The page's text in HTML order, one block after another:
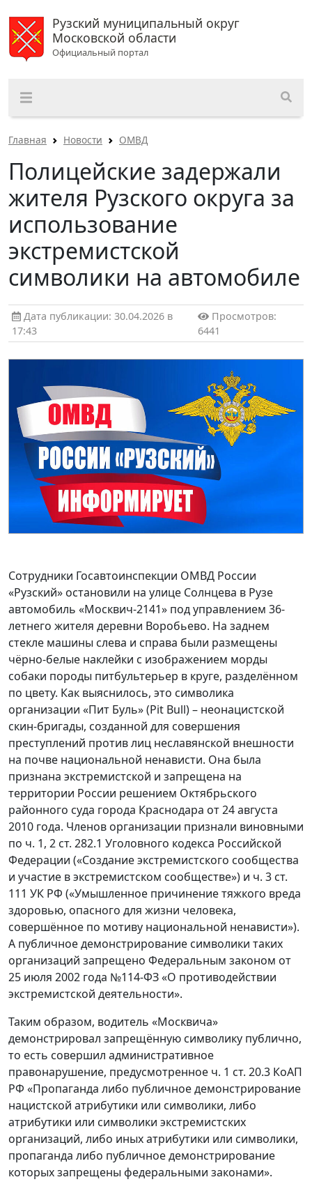
Рузский муниципальный округ
Московской области
Официальный портал
Главная Новости ОМВД
Полицейские задержали
жителя Рузского округа за
использование
экстремистской
символики на автомобиле
Дата публикации: 30.04.2026 в
17:43
Просмотров:
6441
Сотрудники Госавтоинспекции ОМВД России
«Рузский» остановили на улице Солнцева в Рузе
автомобиль «Москвич-2141» под управлением 36-
летнего жителя деревни Воробьево. На заднем
стекле машины слева и справа были размещены
чёрно-белые наклейки с изображением морды
собаки породы питбультерьер в круге, разделённом
по цвету. Как выяснилось, это символика
организации «Пит Буль» (Pit Bull) – неонацистской
скин-бригады, созданной для совершения
преступлений против лиц неславянской внешности
на почве национальной ненависти. Она была
признана экстремистской и запрещена на
территории России решением Октябрьского
районного суда города Краснодара от 24 августа
2010 года. Членов организации признали виновными
по ч. 1, 2 ст. 282.1 Уголовного кодекса Российской
Федерации («Создание экстремистского сообщества
и участие в экстремистском сообществе») и ч. 3 ст.
111 УК РФ («Умышленное причинение тяжкого вреда
здоровью, опасного для жизни человека,
совершённое по мотиву национальной ненависти»).
А публичное демонстрирование символики таких
организаций запрещено Федеральным законом от
25 июля 2002 года №114-ФЗ «О противодействии
экстремистской деятельности».
Таким образом, водитель «Москвича»
демонстрировал запрещённую символику публично,
то есть совершил административное
правонарушение, предусмотренное ч. 1 ст. 20.3 КоАП
РФ «Пропаганда либо публичное демонстрирование
нацистской атрибутики или символики, либо
атрибутики или символики экстремистских
организаций, либо иных атрибутики или символики,
пропаганда либо публичное демонстрирование
которых запрещены федеральными законами».